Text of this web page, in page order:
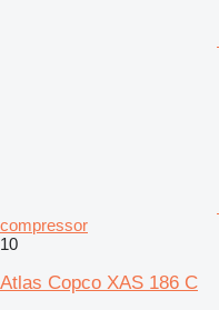
compressor
10
Atlas Copco XAS 186 C